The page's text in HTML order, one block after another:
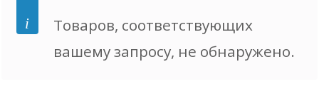
Товаров, соответствующих
вашему запросу, не обнаружено.